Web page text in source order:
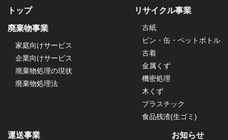
トップ
廃棄物事業
家庭向けサービス
企業向けサービス
廃棄物処理の現状
廃棄物処理法
リサイクル事業
古紙
ビン・缶・ペットボトル
古着
金属くず
機密処理
木くず
プラスチック
食品残渣(生ゴミ)
運送事業 お知らせ